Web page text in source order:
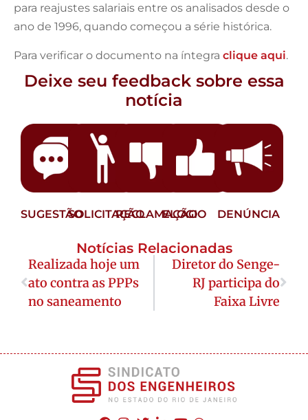
para reajustes salariais entre os analisados desde o
ano de 1996, quando começou a série histórica.
Para verificar o documento na íntegra clique aqui.
Deixe seu feedback sobre essa
notícia
SUGESTÃOSOLICITAÇÃORECLAMAÇÃO
ELOGIO DENÚNCIA
Notícias Relacionadas
Realizada hoje um
ato contra as PPPs
no saneamento
Diretor do Senge-
RJ participa do
Faixa Livre